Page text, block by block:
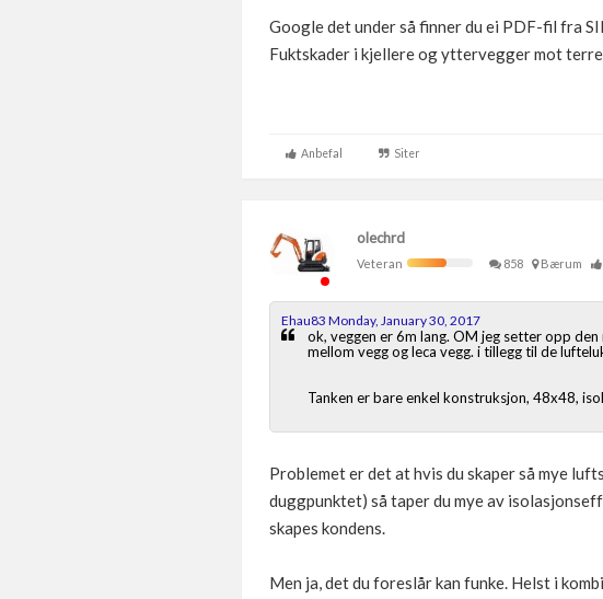
Google det under så finner du ei PDF-fil fra
Fuktskader i kjellere og yttervegger mot
Anbefal Siter
olechrd
Veteran
858 Bærum
Ehau83 Monday, January 30, 2017
ok, veggen er 6m lang. OM jeg setter opp
mellom vegg og leca vegg. i tillegg til de
Tanken er bare enkel konstruksjon, 48x48,
Problemet er det at hvis du skaper så mye
duggpunktet) så taper du mye av
skapes kondens.
Men ja, det du foreslår kan funke. Helst i